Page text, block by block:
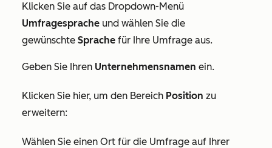
Klicken Sie auf das Dropdown-Menü
Umfragesprache und wählen Sie die
gewünschte Sprache für Ihre Umfrage aus.
Geben Sie Ihren Unternehmensnamen ein.
Klicken Sie hier, um den Bereich Position zu
erweitern:
Wählen Sie einen Ort für die Umfrage auf Ihrer